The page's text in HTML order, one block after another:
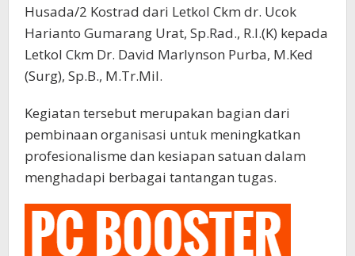
Husada/2 Kostrad dari Letkol Ckm dr. Ucok
Harianto Gumarang Urat, Sp.Rad., R.I.(K) kepada
Letkol Ckm Dr. David Marlynson Purba, M.Ked
(Surg), Sp.B., M.Tr.Mil.
Kegiatan tersebut merupakan bagian dari
pembinaan organisasi untuk meningkatkan
profesionalisme dan kesiapan satuan dalam
menghadapi berbagai tantangan tugas.